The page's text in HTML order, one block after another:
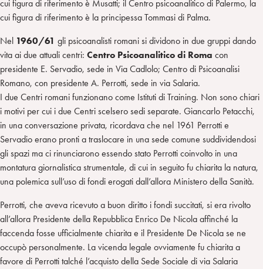
cui figura di riferimento è Musatti; il Centro psicoanalitico di Palermo, la
cui figura di riferimento è la principessa Tommasi di Palma.
Nel 1960/61 gli psicoanalisti romani si dividono in due gruppi dando
vita ai due attuali centri: Centro Psicoanalitico di Roma con
presidente E. Servadio, sede in Via Cadlolo; Centro di Psicoanalisi
Romano, con presidente A. Perrotti, sede in via Salaria.
I due Centri romani funzionano come Istituti di Training. Non sono chiari
i motivi per cui i due Centri scelsero sedi separate. Giancarlo Petacchi,
in una conversazione privata, ricordava che nel 1961 Perrotti e
Servadio erano pronti a traslocare in una sede comune suddividendosi
gli spazi ma ci rinunciarono essendo stato Perrotti coinvolto in una
montatura giornalistica strumentale, di cui in seguito fu chiarita la natura,
una polemica sull’uso di fondi erogati dall’allora Ministero della Sanità.
Perrotti, che aveva ricevuto a buon diritto i fondi succitati, si era rivolto
all’allora Presidente della Repubblica Enrico De Nicola affinché la
faccenda fosse ufficialmente chiarita e il Presidente De Nicola se ne
occupò personalmente. La vicenda legale ovviamente fu chiarita a
favore di Perrotti talché l’acquisto della Sede Sociale di via Salaria